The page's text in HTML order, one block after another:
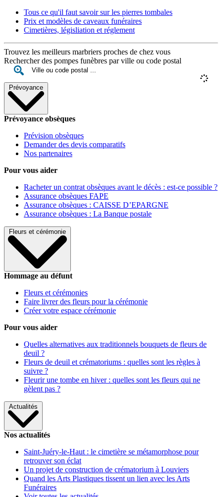
Tous ce qu'il faut savoir sur les pierres tombales
Prix et modèles de caveaux funéraires
Cimetières, législiation et réglement
Trouvez les meilleurs marbriers proches de chez vous
Rechercher des pompes funèbres par ville ou code postal
Prévoyance
Prévoyance obsèques
Prévision obsèques
Demander des devis comparatifs
Nos partenaires
Pour vous aider
Racheter un contrat obsèques avant le décès : est-ce possible ?
Assurance obsèques FAPE
Assurance obsèques : CAISSE D’EPARGNE
Assurance obsèques : La Banque postale
Fleurs et cérémonie
Hommage au défunt
Fleurs et cérémonies
Faire livrer des fleurs pour la cérémonie
Créer votre espace cérémonie
Pour vous aider
Quelles alternatives aux traditionnels bouquets de fleurs de
deuil ?
Fleurs de deuil et crématoriums : quelles sont les règles à
suivre ?
Fleurir une tombe en hiver : quelles sont les fleurs qui ne
gèlent pas ?
Actualités
Nos actualités
Saint-Juéry-le-Haut : le cimetière se métamorphose pour
retrouver son éclat
Un projet de construction de crématorium à Louviers
Quand les Arts Plastiques tissent un lien avec les Arts
Funéraires